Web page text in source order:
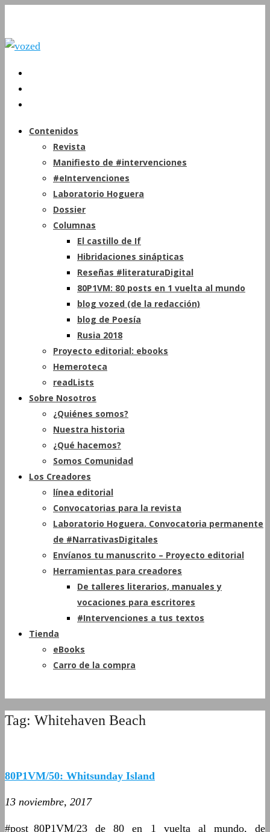
Contenidos
Revista
Manifiesto de #intervenciones
#eIntervenciones
Laboratorio Hoguera
Dossier
Columnas
El castillo de If
Hibridaciones sinápticas
Reseñas #literaturaDigital
80P1VM: 80 posts en 1 vuelta al mundo
blog vozed (de la redacción)
blog de Poesía
Rusia 2018
Proyecto editorial: ebooks
Hemeroteca
readLists
Sobre Nosotros
¿Quiénes somos?
Nuestra historia
¿Qué hacemos?
Somos Comunidad
Los Creadores
línea editorial
Convocatorias para la revista
Laboratorio Hoguera. Convocatoria permanente
de #NarrativasDigitales
Envíanos tu manuscrito – Proyecto editorial
Herramientas para creadores
De talleres literarios, manuales y
vocaciones para escritores
#Intervenciones a tus textos
Tienda
eBooks
Carro de la compra
Tag: Whitehaven Beach
80P1VM/50: Whitsunday Island
13 noviembre, 2017
#post_80P1VM/23 de 80 en 1 vuelta al mundo, de